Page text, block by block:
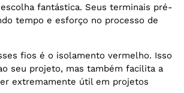
fantástica. Seus terminais pré-
tempo e esforço no processo de
fios é o isolamento vermelho. Isso
seu projeto, mas também facilita a
extremamente útil em projetos